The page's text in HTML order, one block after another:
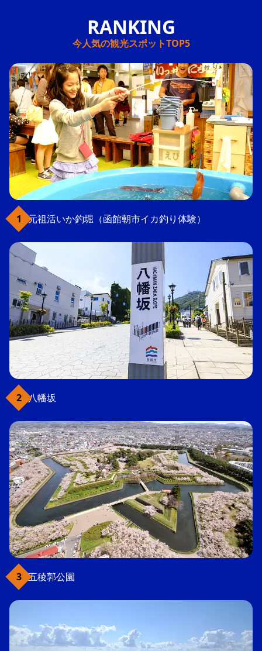
今人気の観光スポットTOP5
元祖活いか釣堀（函館朝市イカ釣り体験）
八幡坂
五稜郭公園